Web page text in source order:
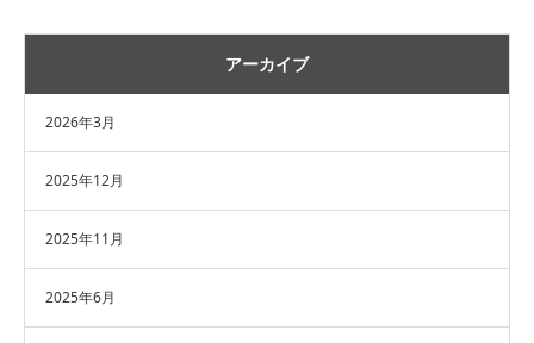
アーカイブ
2026年3月
2025年12月
2025年11月
2025年6月